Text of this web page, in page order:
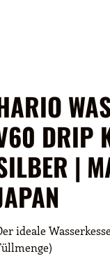
DRIP
|
ideale